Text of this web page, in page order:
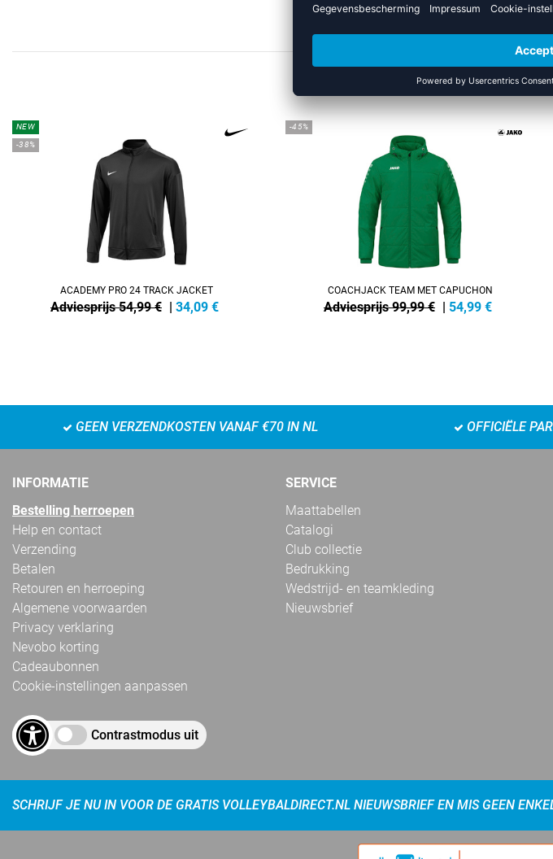
RECENT
MEER UIT DE
NEW
-38%
ACADEMY PRO 24 TRACK JACKET
Adviesprijs 54,99 € | 34,09 €
-45%
COACHJACK TEAM MET CAPUCHON
Adviesprijs 99,99 € | 54,99 €
GEEN VERZENDKOSTEN VANAF €70 IN NL OFFICIËLE
INFORMATIE
Bestelling herroepen
Help en contact
Verzending
Betalen
Retouren en herroeping
Algemene voorwaarden
Privacy verklaring
Nevobo korting
Cadeaubonnen
Cookie-instellingen aanpassen
Contrastmodus uit
SERVICE
Maattabellen
Catalogi
Club collectie
Bedrukking
Wedstrijd- en teamkleding
Nieuwsbrief
SCHRIJF JE NU IN VOOR DE GRATIS VOLLEYBALDIRECT.NL NIEUWSBRIEF EN MIS GEEN